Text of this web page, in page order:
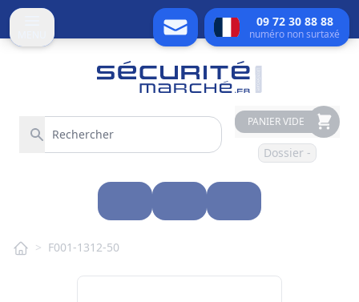
09 72 30 88 88
numéro non surtaxé
PANIER VIDE
Dossier -
> F001-1312-50